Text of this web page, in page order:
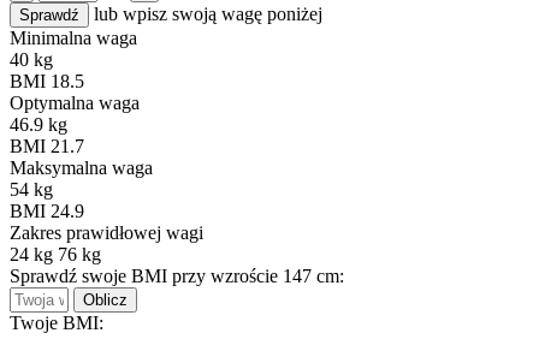
Sprawdź
lub wpisz swoją wagę poniżej
Minimalna waga
40 kg
BMI 18.5
Optymalna waga
46.9 kg
BMI 21.7
Maksymalna waga
54 kg
BMI 24.9
Zakres prawidłowej wagi
24 kg 76 kg
Sprawdź swoje BMI przy wzroście 147 cm:
Oblicz
Twoje BMI: